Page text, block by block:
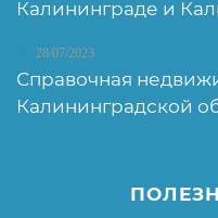
Калининграде и
28/07/2023
Справочная
Калининградской